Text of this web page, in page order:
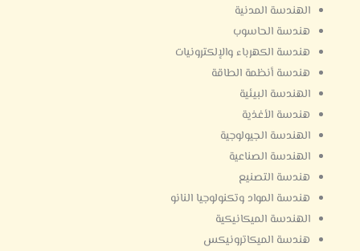
الهندسة المدنية
هندسة الحاسوب
هندسة الكهرباء والإلكترونيات
هندسة أنظمة الطاقة
الهندسة البيئية
هندسة الأغذية
الهندسة الجيولوجية
الهندسة الصناعية
هندسة التصنيع
هندسة المواد وتكنولوجيا النانو
الهندسة الميكانيكية
هندسة الميكاترونيكس